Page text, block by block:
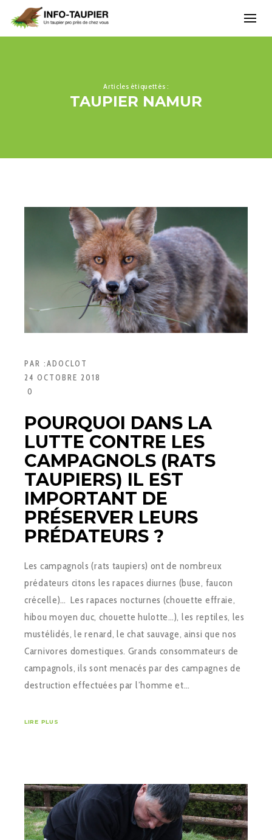
Articles étiquettés :
TAUPIER NAMUR
PAR :ADOCLOT
24 OCTOBRE 2018
0
POURQUOI DANS LA
LUTTE CONTRE LES
CAMPAGNOLS (RATS
TAUPIERS) IL EST
IMPORTANT DE
PRÉSERVER LEURS
PRÉDATEURS ?
Les campagnols (rats taupiers) ont de nombreux
prédateurs citons les rapaces diurnes (buse, faucon
crécelle)… Les rapaces nocturnes (chouette effraie,
hibou moyen duc, chouette hulotte…), les reptiles, les
mustélidés, le renard, le chat sauvage, ainsi que nos
Carnivores domestiques. Grands consommateurs de
campagnols, ils sont menacés par des campagnes de
destruction effectuées par l’homme et…
LIRE PLUS